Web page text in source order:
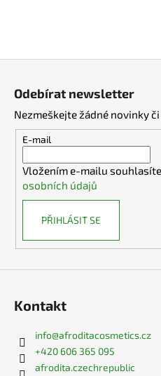
Odebírat newsletter
Nezmeškejte žádné novinky
E-mail
Vložením e-mailu
osobních údajů
PŘIHLÁSIT SE
Kontakt
info@afroditacosmetics.cz
+420 606 365 095
afrodita.czechrepublic